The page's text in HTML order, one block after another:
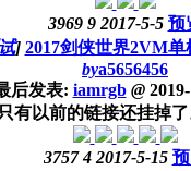
3969 9 2017-5-5 预
] 2017剑侠世界2VM单
bya5656456
后发表: iamrgb @2019-
有以前的链接还挂掉
3757 4 2017-5-15